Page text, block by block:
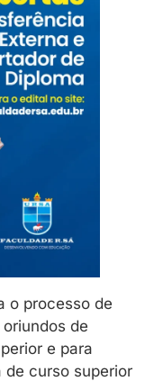
o processo de
de
e para
de curso superior